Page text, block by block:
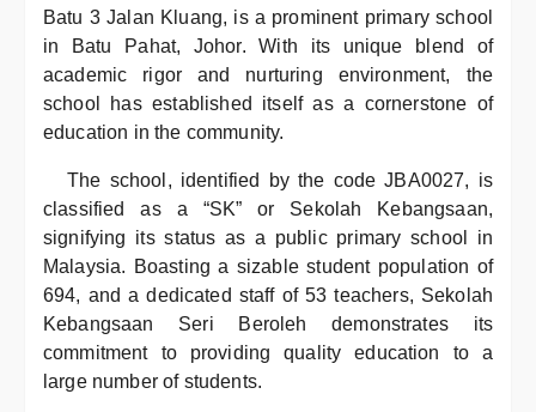
Batu 3 Jalan Kluang, is a prominent primary school
in Batu Pahat, Johor. With its unique blend of
academic rigor and nurturing environment, the
school has established itself as a cornerstone of
education in the community.
The school, identified by the code JBA0027, is
classified as a “SK” or Sekolah Kebangsaan,
signifying its status as a public primary school in
Malaysia. Boasting a sizable student population of
694, and a dedicated staff of 53 teachers, Sekolah
Kebangsaan Seri Beroleh demonstrates its
commitment to providing quality education to a
large number of students.